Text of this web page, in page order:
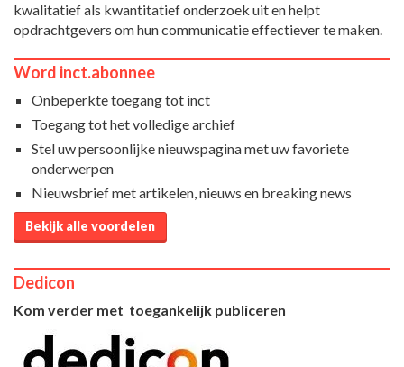
kwalitatief als kwantitatief onderzoek uit en helpt
opdrachtgevers om hun communicatie effectiever te maken.
Word inct.abonnee
Onbeperkte toegang tot inct
Toegang tot het volledige archief
Stel uw persoonlijke nieuwspagina met uw favoriete
onderwerpen
Nieuwsbrief met artikelen, nieuws en breaking news
Bekijk alle voordelen
Dedicon
Kom verder met toegankelijk publiceren